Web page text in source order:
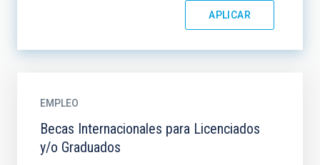
EMPLEO
Becas Internacionales para Licenciados
y/o Graduados